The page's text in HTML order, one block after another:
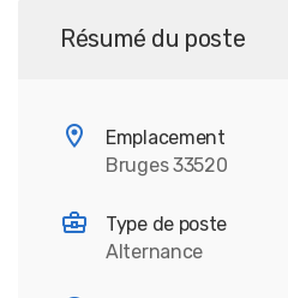
Résumé du poste
Emplacement
Bruges 33520
Type de poste
Alternance